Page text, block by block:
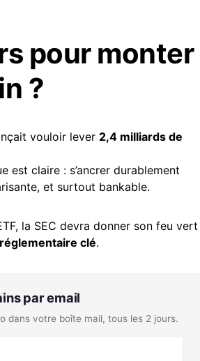
pour monter
?
vouloir lever 2,4 milliards de
est claire : s’ancrer durablement
et surtout bankable.
la SEC devra donner son feu vert
clé.
par email
dans votre boîte mail, tous les 2 jours.